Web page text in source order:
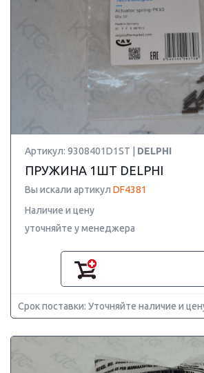
Артикул: 9308401D1ST | DELPHI
ПРУЖИНА 1ШТ DELPHI
Вы искали артикул DF4381
Наличие и цену
уточняйте у менеджера
Срок поставки: Уточняйте наличие и